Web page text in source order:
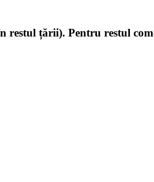
țării). Pentru restul